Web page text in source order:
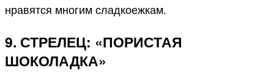
нравятся многим сладкоежкам.
9. СТРЕЛЕЦ: «ПОРИСТАЯ
ШОКОЛАДКА»